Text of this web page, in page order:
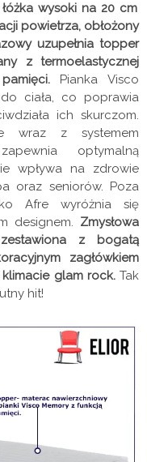
wysoki na 20 cm
powietrza, obłożony
uzupełnia topper
z termoelastycznej
Pianka Visco
ciała, co poprawia
ich skurczom.
wraz z systemem
optymalną
wpływa na zdrowie
oraz seniorów. Poza
Afre wyróżnia się
designem. Zmysłowa
z bogatą
zagłówkiem
glam rock.Tak
hit!